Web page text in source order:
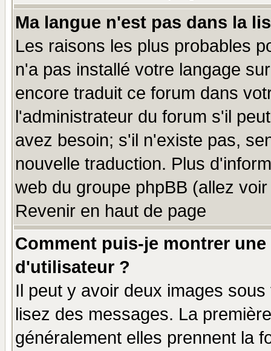
Ma langue n'est pas dans la
Les raisons les plus probables
n'a pas installé votre langage
encore traduit ce forum dans
l'administrateur du forum s'il
avez besoin; s'il n'existe pas,
nouvelle traduction. Plus
web du groupe phpBB (allez
Revenir en haut de page
Comment puis-je montrer
d'utilisateur ?
Il peut y avoir deux images
lisez des messages. La
généralement elles prennent la